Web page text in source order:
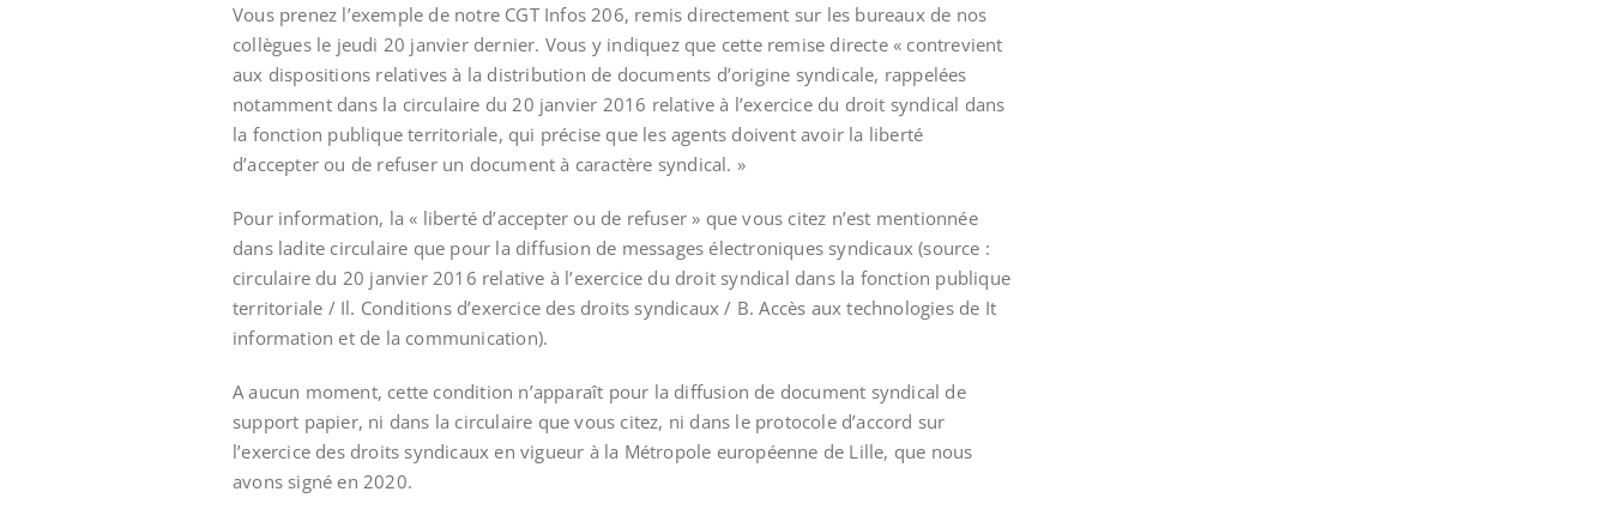
Vous prenez l’exemple de notre CGT Infos 206, remis directement sur les bureaux de nos
collègues le jeudi 20 janvier dernier. Vous y indiquez que cette remise directe « contrevient
aux dispositions relatives à la distribution de documents d’origine syndicale, rappelées
notamment dans la circulaire du 20 janvier 2016 relative à l’exercice du droit syndical dans
la fonction publique territoriale, qui précise que les agents doivent avoir la liberté
d’accepter ou de refuser un document à caractère syndical. »
Pour information, la « liberté d’accepter ou de refuser » que vous citez n’est mentionnée
dans ladite circulaire que pour la diffusion de messages électroniques syndicaux (source :
circulaire du 20 janvier 2016 relative à l’exercice du droit syndical dans la fonction publique
territoriale / Il. Conditions d’exercice des droits syndicaux / B. Accès aux technologies de It
information et de la communication).
A aucun moment, cette condition n’apparaît pour la diffusion de document syndical de
support papier, ni dans la circulaire que vous citez, ni dans le protocole d’accord sur
l’exercice des droits syndicaux en vigueur à la Métropole européenne de Lille, que nous
avons signé en 2020.